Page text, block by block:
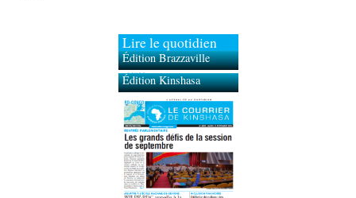
Lire le quotidien
Édition Brazzaville
Édition Kinshasa